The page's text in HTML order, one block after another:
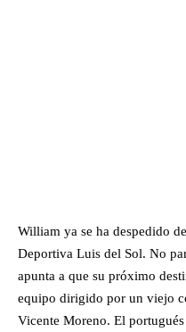
William ya se ha despedido
Deportiva Luis del Sol. No
apunta a que su próximo
equipo dirigido por un viejo
Vicente Moreno. El